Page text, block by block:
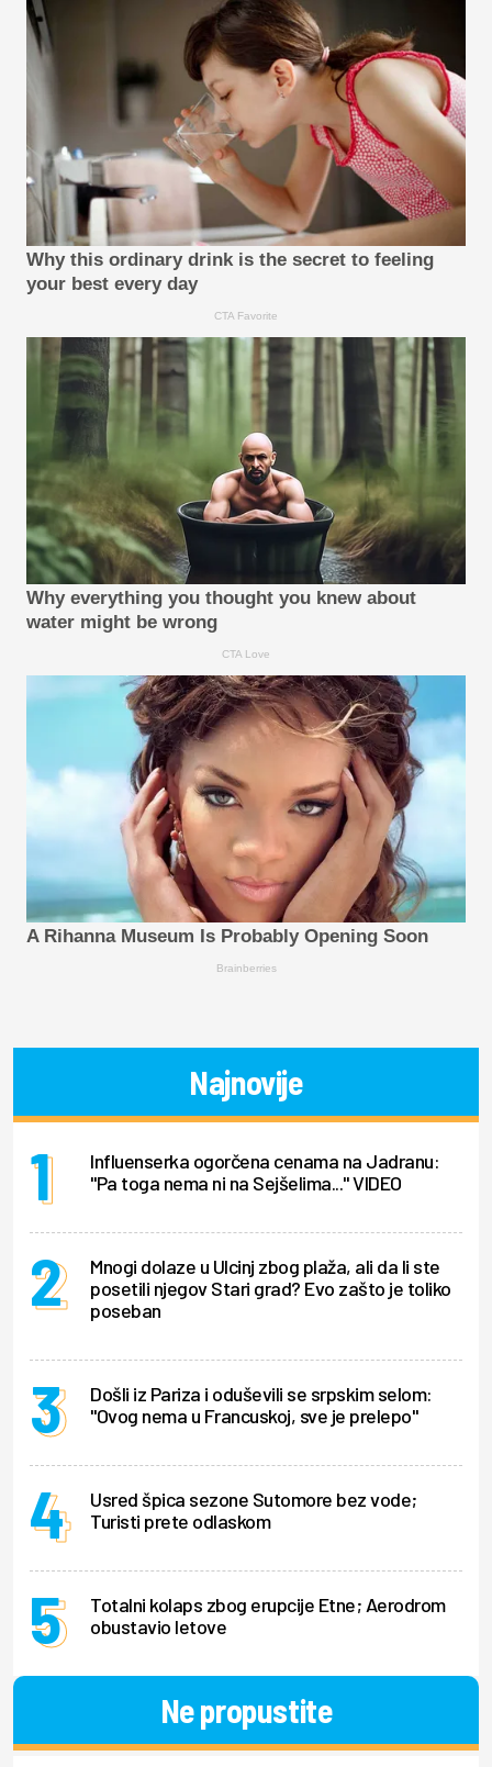
Why this ordinary drink is the secret to feeling
your best every day
CTA Favorite
Why everything you thought you knew about
water might be wrong
CTA Love
A Rihanna Museum Is Probably Opening Soon
Brainberries
Najnovije
Influenserka ogorčena cenama na Jadranu:
"Pa toga nema ni na Sejšelima..." VIDEO
Mnogi dolaze u Ulcinj zbog plaža, ali da li ste
posetili njegov Stari grad? Evo zašto je toliko
poseban
Došli iz Pariza i oduševili se srpskim selom:
"Ovog nema u Francuskoj, sve je prelepo"
Usred špica sezone Sutomore bez vode;
Turisti prete odlaskom
Totalni kolaps zbog erupcije Etne; Aerodrom
obustavio letove
Ne propustite